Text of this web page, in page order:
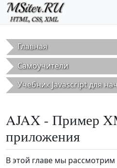
Перейти к основному
Главная
Самоучители
Учебник Javascript для
AJAX - Пример
приложения
В этой главе мы